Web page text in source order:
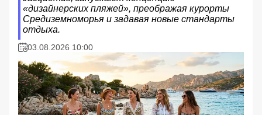
«дизайнерских пляжей», преображая курорты
Средиземноморья и задавая новые стандарты
отдыха.
03.08.2026 10:00